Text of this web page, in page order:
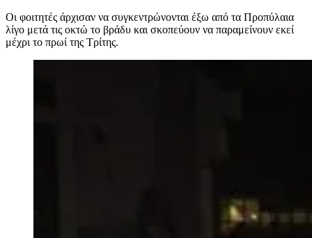
Οι φοιτητές άρχισαν να συγκεντρώνονται έξω από τα Προπύλαια
λίγο μετά τις οκτώ το βράδυ και σκοπεύουν να παραμείνουν εκεί
μέχρι το πρωί της Τρίτης.